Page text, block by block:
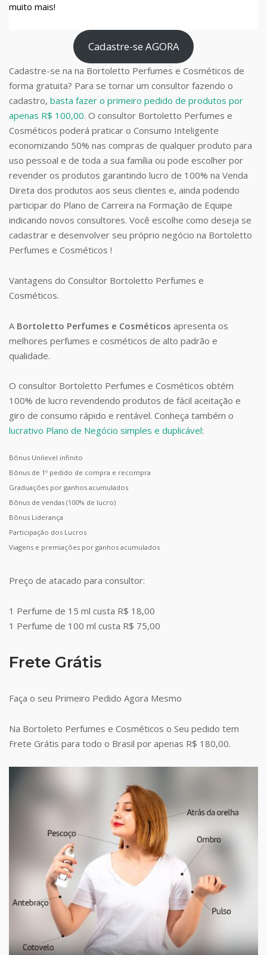
muito mais!
Cadastre-se AGORA
Cadastre-se na na Bortoletto Perfumes e Cosméticos de
forma gratuita? Para se tornar um consultor fazendo o
cadastro, basta fazer o primeiro pedido de produtos por
apenas R$ 100,00. O consultor Bortoletto Perfumes e
Cosméticos poderá praticar o Consumo Inteligente
economizando 50% nas compras de qualquer produto para
uso pessoal e de toda a sua família ou pode escolher por
revender os produtos garantindo lucro de 100% na Venda
Direta dos produtos aos seus clientes e, ainda podendo
participar do Plano de Carreira na Formação de Equipe
indicando novos consultores. Você escolhe como deseja se
cadastrar e desenvolver seu próprio negócio na Bortoletto
Perfumes e Cosméticos !
Vantagens do Consultor Bortoletto Perfumes e
Cosméticos.
A Bortoletto Perfumes e Cosméticos apresenta os
melhores perfumes e cosméticos de alto padrão e
qualidade.
O consultor Bortoletto Perfumes e Cosméticos obtém
100% de lucro revendendo produtos de fácil aceitação e
giro de consumo rápido e rentável. Conheça também o
lucrativo Plano de Negócio simples e duplicável:
Bônus Unilevel infinito
Bônus de 1º pedido de compra e recompra
Graduações por ganhos acumulados
Bônus de vendas (100% de lucro)
Bônus Liderança
Participação dos Lucros
Viagens e premiações por ganhos acumulados
Preço de atacado para consultor:
1 Perfume de 15 ml custa R$ 18,00
1 Perfume de 100 ml custa R$ 75,00
Frete Grátis
Faça o seu Primeiro Pedido Agora Mesmo
Na Bortoleto Perfumes e Cosméticos o Seu pedido tem
Frete Grátis para todo o Brasil por apenas R$ 180,00.